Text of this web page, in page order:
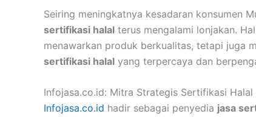
Seiring meningkatnya kesadaran konsumen
sertifikasi halal terus mengalami lonjakan.
menawarkan produk berkualitas, tetapi juga
sertifikasi halal yang terpercaya dan
Infojasa.co.id: Mitra Strategis Sertifikasi Halal
Infojasa.co.id hadir sebagai penyedia jasa